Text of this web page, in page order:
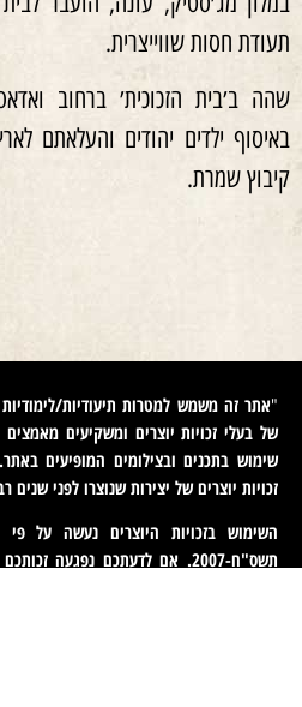
תעודת חסות שווייצרית.
קיבוץ שמרת.
"אתר זה משמש למטרות תיעודיות/
של בעלי זכויות יוצרים ומשקיעים מאמצים
שימוש בתכנים ובצילומים המופיעים
זכויות יוצרים של יצירות שנוצרו לפני שנים
תשס"ח-2007. אם לדעתכם נפגעה